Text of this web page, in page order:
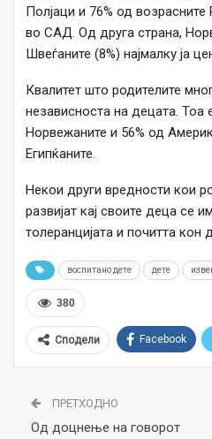
Полјаци и 76% од возрасните
во САД. Од друга страна,
Швеѓаните (8%) најмалку ја
Квалитет што родителите
независноста на децата. Тоа
Норвежаните и 56% од
Египќаните.
Некои други вредности кои
развијат кај своите деца се
толеранцијата и почитта кон
воспитано дете дете
380
Сподели Facebook
ПРЕТХОДНО
Од доцнење на говорот